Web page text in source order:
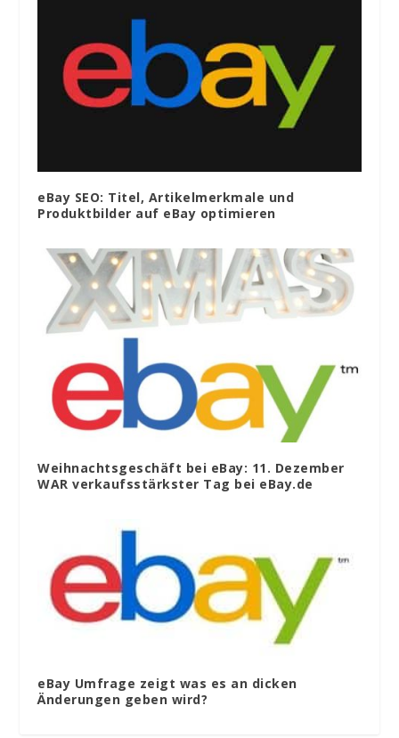
eBay SEO: Titel, Artikelmerkmale und
Produktbilder auf eBay optimieren
Weihnachtsgeschäft bei eBay: 11. Dezember
WAR verkaufsstärkster Tag bei eBay.de
eBay Umfrage zeigt was es an dicken
Änderungen geben wird?